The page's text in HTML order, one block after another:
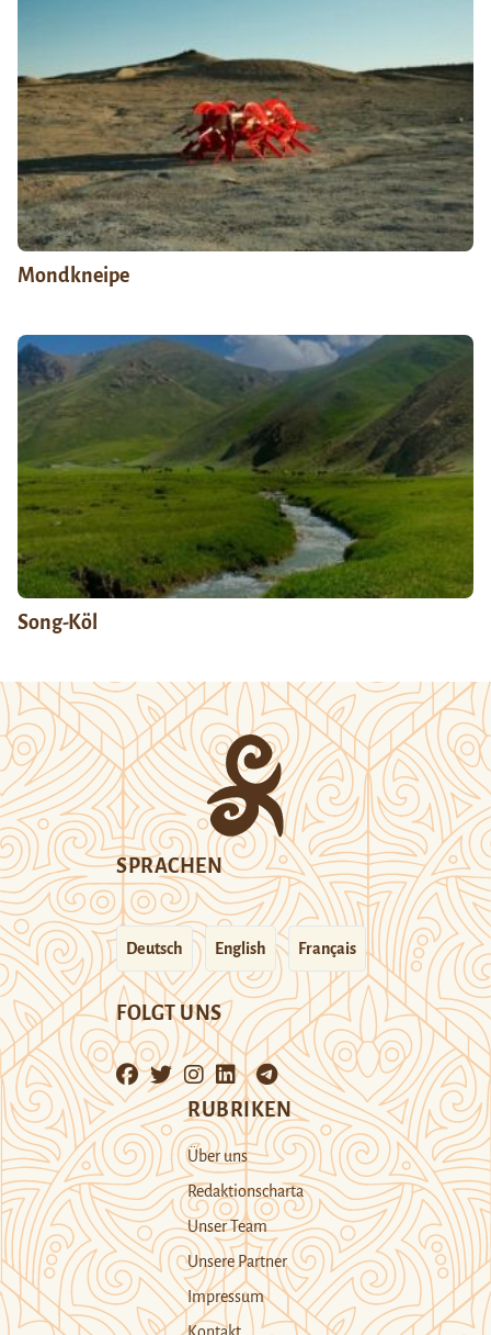
Mondkneipe
Song-Köl
SPRACHEN
Deutsch English Français
FOLGT UNS
RUBRIKEN
Über uns
Redaktionscharta
Unser Team
Unsere Partner
Impressum